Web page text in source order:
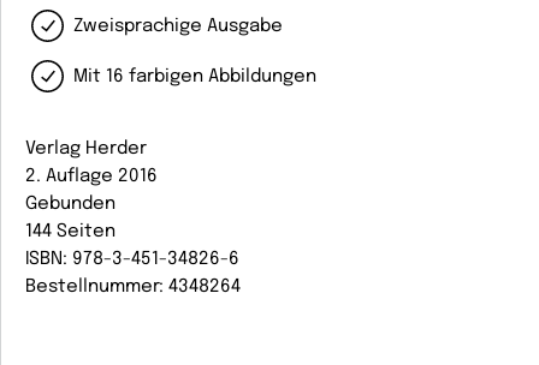
Zweisprachige Ausgabe
Mit 16 farbigen Abbildungen
Verlag Herder
2. Auflage 2016
Gebunden
144 Seiten
ISBN: 978-3-451-34826-6
Bestellnummer: 4348264